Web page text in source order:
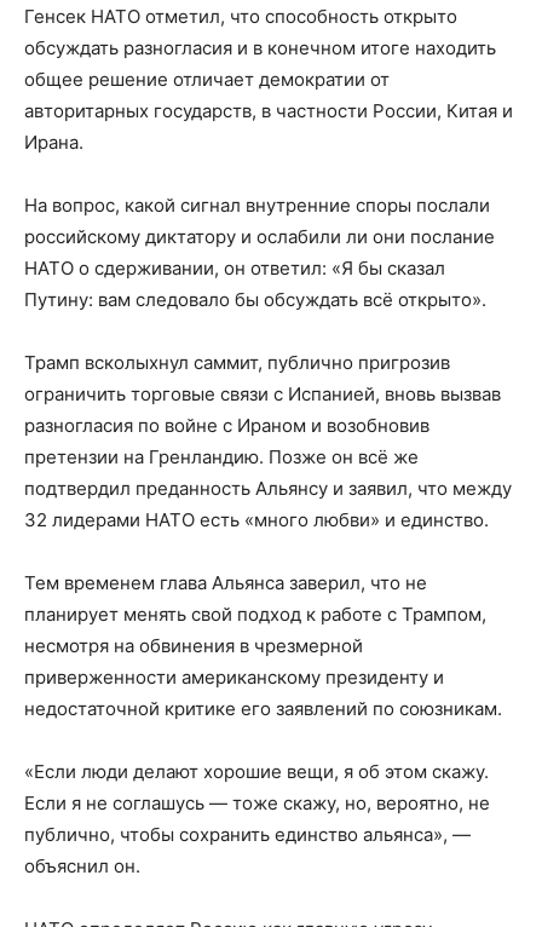
Генсек НАТО отметил, что способность открыто
обсуждать разногласия и в конечном итоге находить
общее решение отличает демократии от
авторитарных государств, в частности России, Китая и
Ирана.
На вопрос, какой сигнал внутренние споры послали
российскому диктатору и ослабили ли они послание
НАТО о сдерживании, он ответил: «Я бы сказал
Путину: вам следовало бы обсуждать всё открыто».
Трамп всколыхнул саммит, публично пригрозив
ограничить торговые связи с Испанией, вновь вызвав
разногласия по войне с Ираном и возобновив
претензии на Гренландию. Позже он всё же
подтвердил преданность Альянсу и заявил, что между
32 лидерами НАТО есть «много любви» и единство.
Тем временем глава Альянса заверил, что не
планирует менять свой подход к работе с Трампом,
несмотря на обвинения в чрезмерной
приверженности американскому президенту и
недостаточной критике его заявлений по союзникам.
«Если люди делают хорошие вещи, я об этом скажу.
Если я не соглашусь — тоже скажу, но, вероятно, не
публично, чтобы сохранить единство альянса», —
объяснил он.